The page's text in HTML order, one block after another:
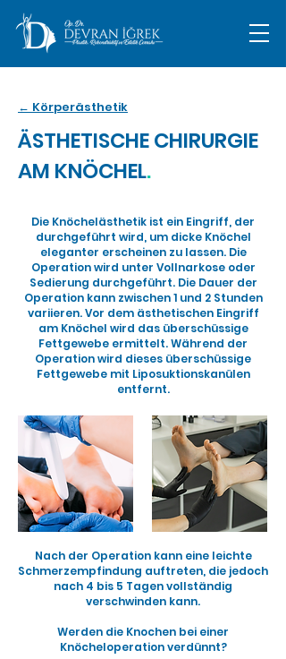
← Körperästhetik
ÄSTHETISCHE CHIRURGIE
AM KNÖCHEL.
Die Knöchelästhetik ist ein Eingriff, der
durchgeführt wird, um dicke Knöchel
eleganter erscheinen zu lassen. Die
Operation wird unter Vollnarkose oder
Sedierung durchgeführt. Die Dauer der
Operation kann zwischen 1 und 2 Stunden
variieren. Vor dem ästhetischen Eingriff
am Knöchel wird das überschüssige
Fettgewebe ermittelt. Während der
Operation wird dieses überschüssige
Fettgewebe mit Liposuktionskanülen
entfernt.
Nach der Operation kann eine leichte
Schmerzempfindung auftreten, die jedoch
nach 4 bis 5 Tagen vollständig
verschwinden kann.
Werden die Knochen bei einer
Knöcheloperation verdünnt?